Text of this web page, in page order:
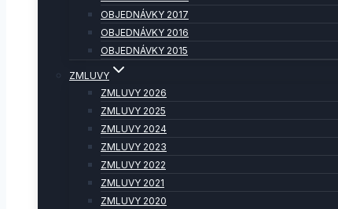
OBJEDNÁVKY 2017
OBJEDNÁVKY 2016
OBJEDNÁVKY 2015
ZMLUVY
ZMLUVY 2026
ZMLUVY 2025
ZMLUVY 2024
ZMLUVY 2023
ZMLUVY 2022
ZMLUVY 2021
ZMLUVY 2020